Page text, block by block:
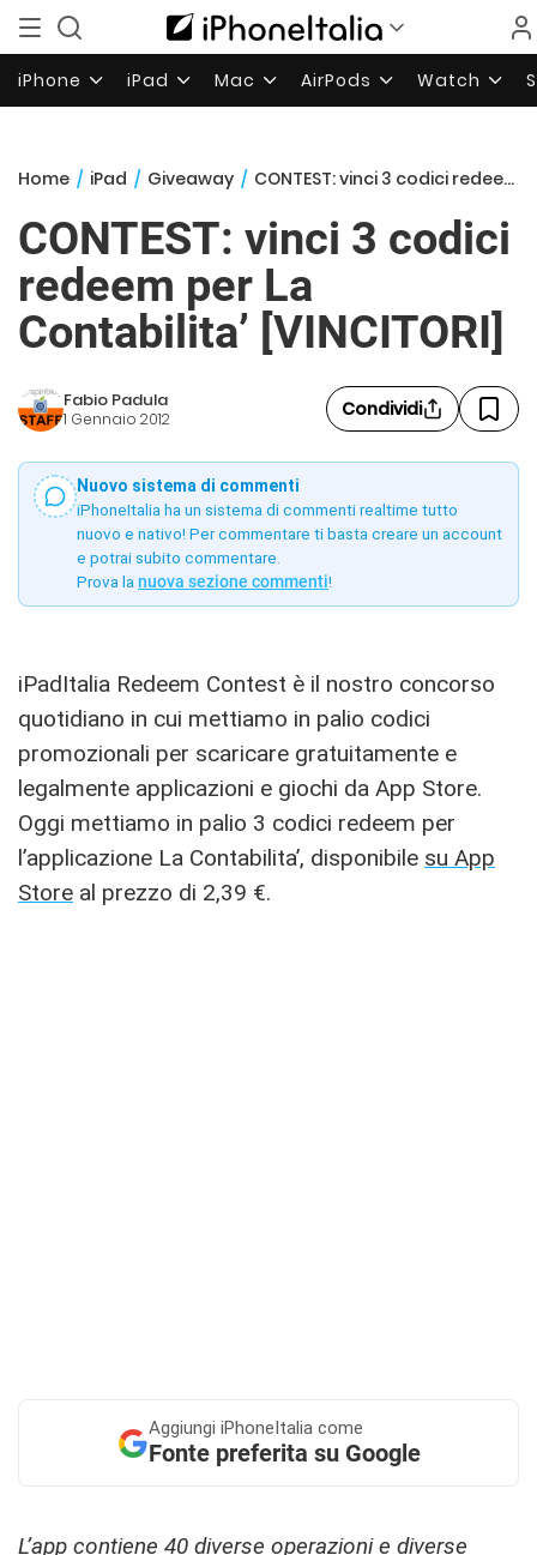
iPhone iPad Mac AirPods Watch
Home / iPad / Giveaway / CONTEST: vinci 3 codici redeem per La Contabilita’ [VINCITORI]
CONTEST: vinci 3 codici
redeem per La
Contabilita’ [VINCITORI]
Fabio Padula
1 Gennaio 2012 Condividi
Nuovo sistema di commenti
iPhoneItalia ha un sistema di commenti realtime tutto
nuovo e nativo! Per commentare ti basta creare un account
e potrai subito commentare.
Prova la nuova sezione commenti!
iPadItalia Redeem Contest è il nostro concorso
quotidiano in cui mettiamo in palio codici
promozionali per scaricare gratuitamente e
legalmente applicazioni e giochi da App Store.
Oggi mettiamo in palio 3 codici redeem per
l’applicazione La Contabilita’, disponibile su App
Store al prezzo di 2,39 €.
Aggiungi iPhoneItalia come
Fonte preferita su Google
L’app contiene 40 diverse operazioni e diverse